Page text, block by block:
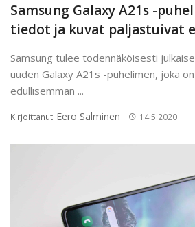
Samsung Galaxy A21s -
tiedot ja kuvat paljastuivat
Samsung tulee todennäköisesti
uuden Galaxy A21s -puhelimen, joka
edullisemman ...
Kirjoittanut Eero Salminen 14.5.2020